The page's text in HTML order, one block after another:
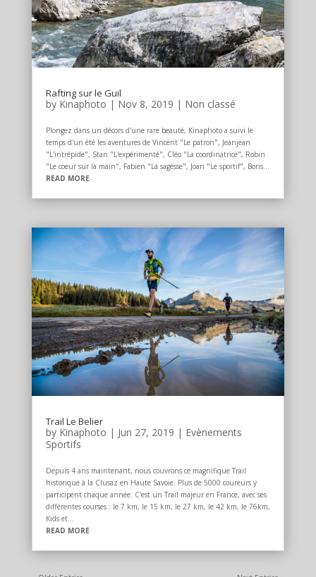
Rafting sur le Guil
by Kinaphoto | Nov 8, 2019 | Non classé
Plongez dans un décors d'une rare beauté, Kinaphoto a suivi le
temps d'un été les aventures de Vincent "Le patron", Jeanjean
"L'intrépide", Stan "L'expérimenté", Cléo "La coordinatrice", Robin
"Le coeur sur la main", Fabien "La sagesse", Joan "Le sportif", Boris...
READ MORE
Trail Le Belier
by Kinaphoto | Jun 27, 2019 | Evènements
Sportifs
Depuis 4 ans maintenant, nous couvrons ce magnifique Trail
historique à la Clusaz en Haute Savoie. Plus de 5000 coureurs y
participent chaque année. C'est un Trail majeur en France, avec ses
différentes courses : le 7 km, le 15 km, le 27 km, le 42 km, le 76km,
Kids et...
READ MORE